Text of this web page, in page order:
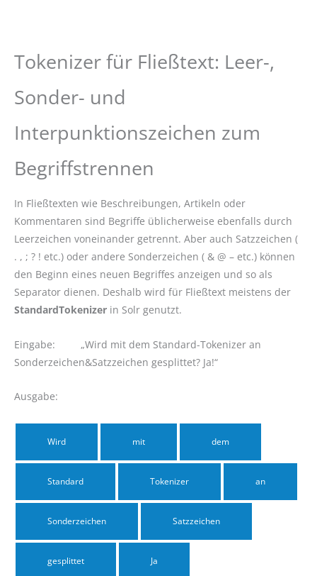
Tokenizer für Fließtext: Leer-,
Sonder- und
Interpunktionszeichen zum
Begriffstrennen
In Fließtexten wie Beschreibungen, Artikeln oder
Kommentaren sind Begriffe üblicherweise ebenfalls durch
Leerzeichen voneinander getrennt. Aber auch Satzzeichen (
. , ; ? ! etc.) oder andere Sonderzeichen ( & @ – etc.) können
den Beginn eines neuen Begriffes anzeigen und so als
Separator dienen. Deshalb wird für Fließtext meistens der
StandardTokenizer in Solr genutzt.
Eingabe: „Wird mit dem Standard-Tokenizer an
Sonderzeichen&Satzzeichen gesplittet? Ja!“
Ausgabe:
Wird mit dem
Standard Tokenizer an
Sonderzeichen Satzzeichen
gesplittet Ja